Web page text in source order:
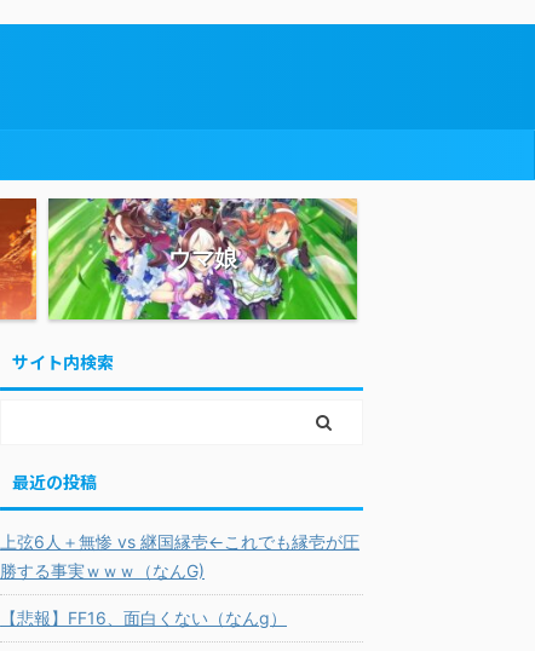
ウマ娘
サイト内検索
最近の投稿
上弦6人＋無惨 vs 継国縁壱←これでも縁壱が圧
勝する事実ｗｗｗ（なんG)
【悲報】FF16、面白くない（なんg）